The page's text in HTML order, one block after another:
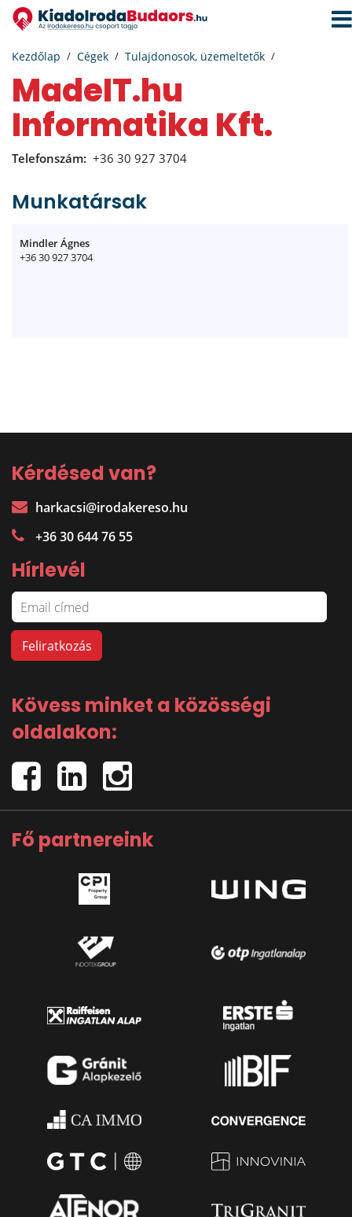
Kezdőlap Cégek Tulajdonosok, üzemeltetők
madeIT.hu
Informatika Kft.
Telefonszám: +36 30 927 3704
Munkatársak
Mindler Ágnes
+36 30 927 3704
Kérdésed van?
harkacsi@irodakereso.hu
+36 30 644 76 55
Hírlevél
Kövess minket a közösségi
oldalakon:
Fő partnereink